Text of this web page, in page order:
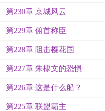
第230章 京城风云
第229章 俯首称臣
第228章 阻击樱花国
第227章 朱棣文的恐惧
第226章 这是什么船？
第225章 联盟霸主